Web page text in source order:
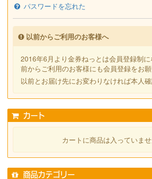
パスワードを忘れた
以前からご利用のお客様へ
2016年6月より金券ねっとは会員登録制
前からご利用のお客様にも会員登録をお願
以前とお届け先にお変わりなければ本人確
カート
カートに商品は入っていま
商品カテゴリー